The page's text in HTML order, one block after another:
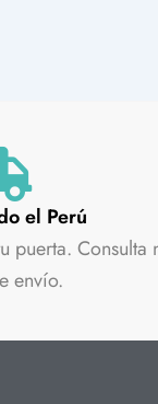
el Perú
puerta. Consulta
envío.